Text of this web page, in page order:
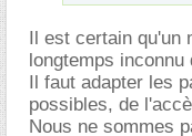
Il est certain qu'un
longtemps
Il faut adapter les
possibles, de
Nous ne sommes